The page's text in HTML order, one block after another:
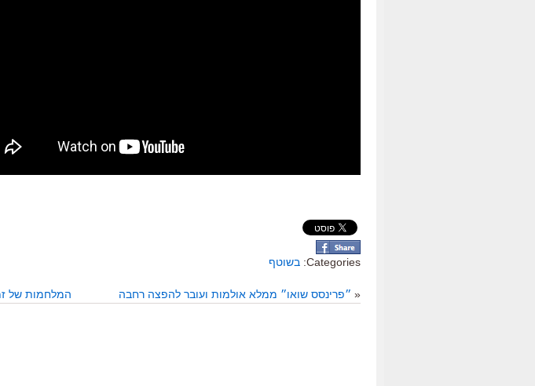
Categories: בשוטף
« ״פרינסס שואו״ ממלא אולמות ועובר להפצה רחבה המלחמות של